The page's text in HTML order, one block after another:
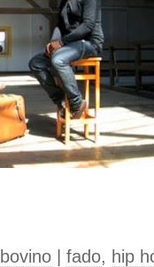
fado, hip